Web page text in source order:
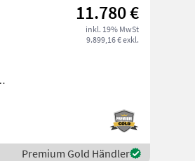
11.780 €
inkl. 19% MwSt
9.899,16 € exkl.
Premium Gold Händler